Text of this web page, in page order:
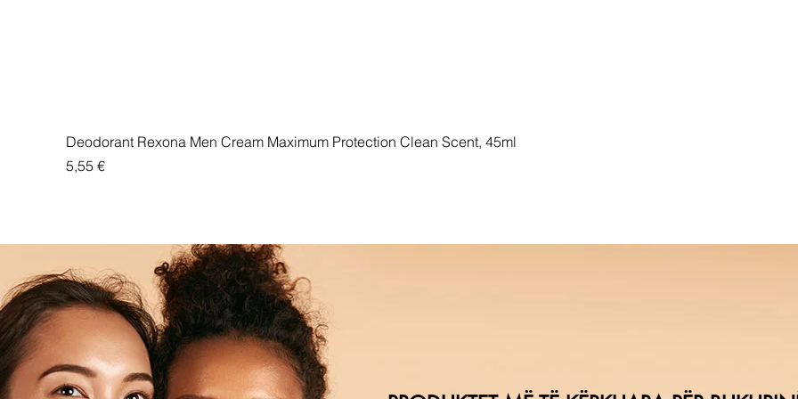
Deodorant Rexona Men Cream Maximum Protection Clean Scent, 45ml
Price
5,55 €